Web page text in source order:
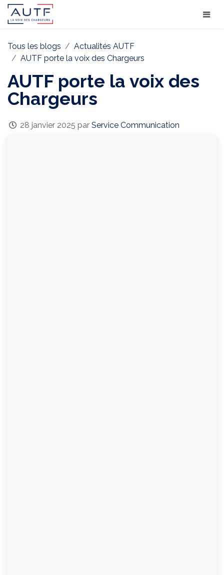
Tous les blogs
Actualités AUTF
AUTF porte la voix des Chargeurs
AUTF porte la voix des
Chargeurs
28 janvier 2025 par Service Communication